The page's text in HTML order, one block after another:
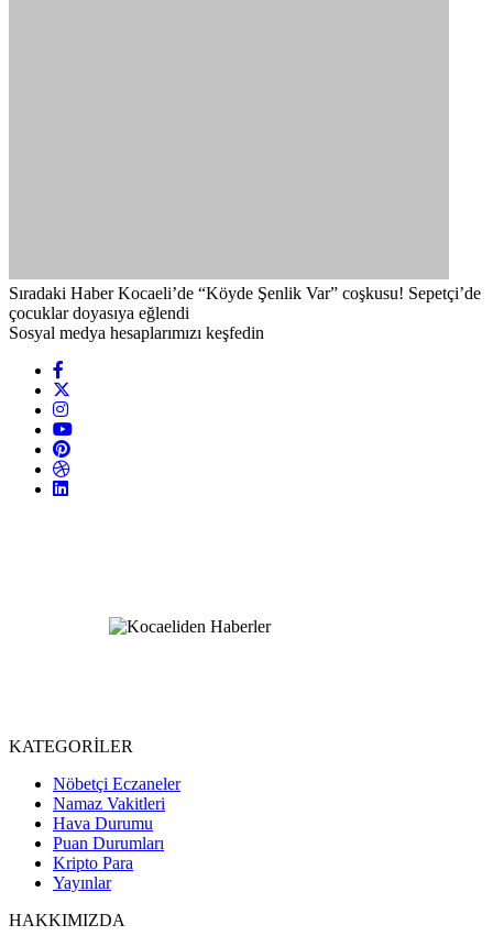
Sıradaki Haber Kocaeli’de “Köyde Şenlik Var” coşkusu! Sepetçi’de
çocuklar doyasıya eğlendi
Sosyal medya hesaplarımızı keşfedin
KATEGORİLER
Nöbetçi Eczaneler
Namaz Vakitleri
Hava Durumu
Puan Durumları
Kripto Para
Yayınlar
HAKKIMIZDA